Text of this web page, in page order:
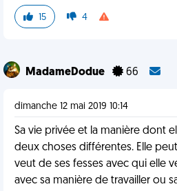
15 4
MadameDodue 66
dimanche 12 mai 2019 10:14
Sa vie privée et la manière dont
deux choses différentes. Elle
veut de ses fesses avec qui elle
avec sa manière de travailler ou